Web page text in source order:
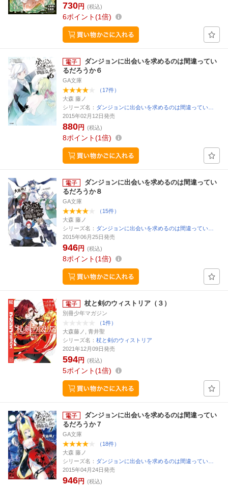
730円 (税込)
6ポイント 1倍
ダンジョンに出会いを求めるのは間違ってい
るだろうか６
GA文庫
（17件）
大森 藤ノ
シリーズ名： ダンジョンに出会いを求めるのは間違ってい…
2015年02月12日発売
880円 (税込)
8ポイント 1倍
ダンジョンに出会いを求めるのは間違ってい
るだろうか８
GA文庫
（15件）
大森 藤ノ
シリーズ名： ダンジョンに出会いを求めるのは間違ってい…
2015年06月25日発売
946円 (税込)
8ポイント 1倍
杖と剣のウィストリア（３）
別冊少年マガジン
（1件）
大森藤ノ, 青井聖
シリーズ名： 杖と剣のウィストリア
2021年12月09日発売
594円 (税込)
5ポイント 1倍
ダンジョンに出会いを求めるのは間違ってい
るだろうか７
GA文庫
（18件）
大森 藤ノ
シリーズ名： ダンジョンに出会いを求めるのは間違ってい…
2015年04月24日発売
946円 (税込)